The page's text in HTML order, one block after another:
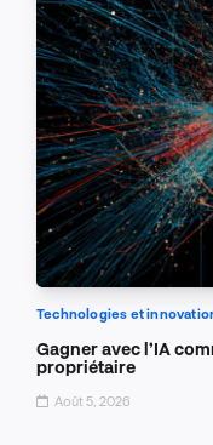
Technologies et
Gagner avec l’IA
propriétaire
Août 5, 2026